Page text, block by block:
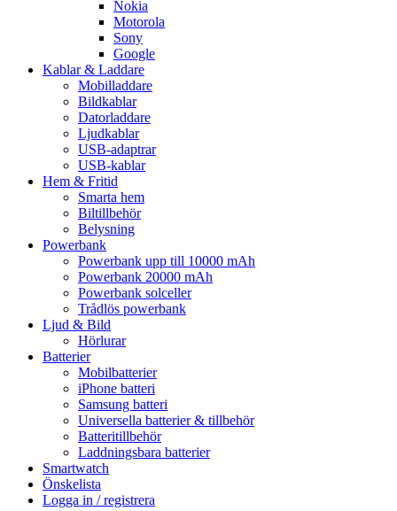
Nokia
Motorola
Sony
Google
Kablar & Laddare
Mobilladdare
Bildkablar
Datorladdare
Ljudkablar
USB-adaptrar
USB-kablar
Hem & Fritid
Smarta hem
Biltillbehör
Belysning
Powerbank
Powerbank upp till 10000 mAh
Powerbank 20000 mAh
Powerbank solceller
Trådlös powerbank
Ljud & Bild
Hörlurar
Batterier
Mobilbatterier
iPhone batteri
Samsung batteri
Universella batterier & tillbehör
Batteritillbehör
Laddningsbara batterier
Smartwatch
Önskelista
Logga in / registrera